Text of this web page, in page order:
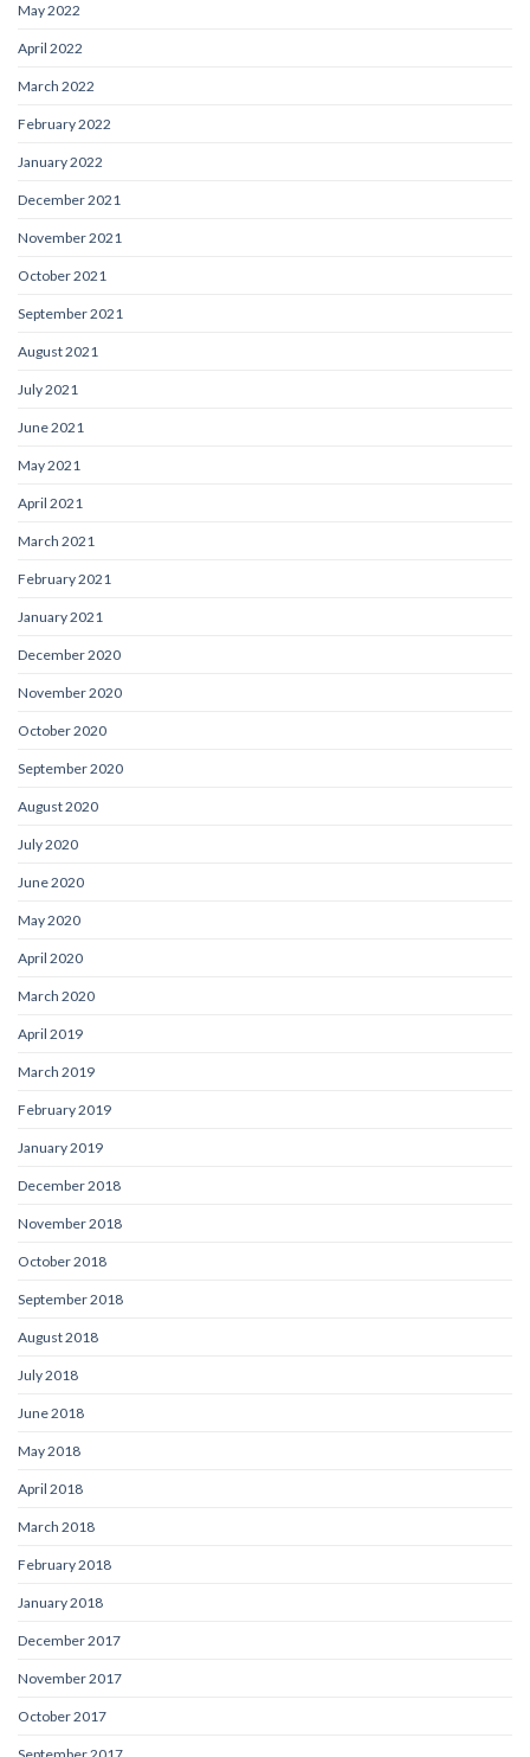
May 2022
April 2022
March 2022
February 2022
January 2022
December 2021
November 2021
October 2021
September 2021
August 2021
July 2021
June 2021
May 2021
April 2021
March 2021
February 2021
January 2021
December 2020
November 2020
October 2020
September 2020
August 2020
July 2020
June 2020
May 2020
April 2020
March 2020
April 2019
March 2019
February 2019
January 2019
December 2018
November 2018
October 2018
September 2018
August 2018
July 2018
June 2018
May 2018
April 2018
March 2018
February 2018
January 2018
December 2017
November 2017
October 2017